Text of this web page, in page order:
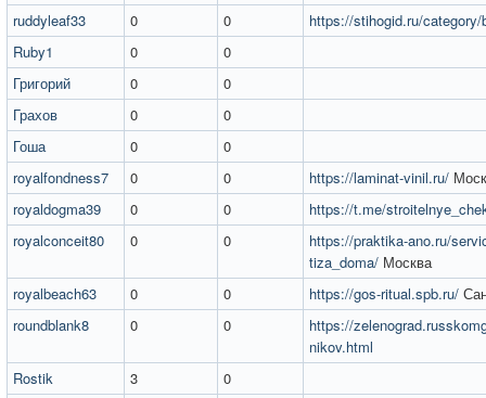
ruddyleaf33
0 0
https://stihogid.ru/category/
Ruby1
0
0
Григорий
0
0
Грахов
0
0
Гоша
0
0
royalfondness7
0 0 https://laminat-vinil.ru/
royaldogma39
0 0
https://t.me/
royalconceit80
0 0
https://praktika-ano.ru/
tiza_doma/ Москва
royalbeach63
0 0 https://gos-ritual.spb.ru/
roundblank8
0 0
https://
nikov.html
Rostik
3
0